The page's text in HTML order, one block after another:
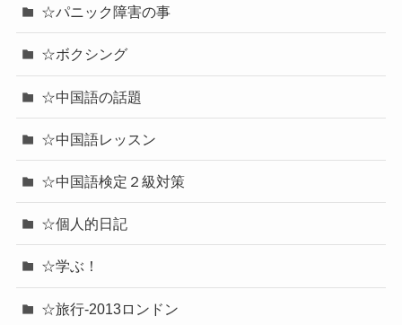
☆パニック障害の事
☆ボクシング
☆中国語の話題
☆中国語レッスン
☆中国語検定２級対策
☆個人的日記
☆学ぶ！
☆旅行-2013ロンドン